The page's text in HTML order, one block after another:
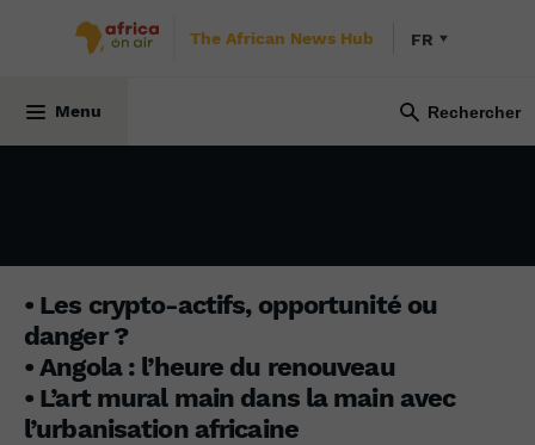
The African News Hub FR
Menu
• Les crypto-actifs, opportunité ou
danger ?
• Angola : l’heure du renouveau
• L’art mural main dans la main avec
l’urbanisation africaine